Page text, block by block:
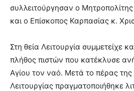
συλλειτούργησαν ο
και ο Επίσκοπος Καρπασίας κ.
Στη θεία Λειτουργία συμμετείχε
πλήθος πιστών που κατέκλυσε
Αγίου τον ναό. Μετά το πέρας της
Λειτουργίας πραγματοποιήθηκε